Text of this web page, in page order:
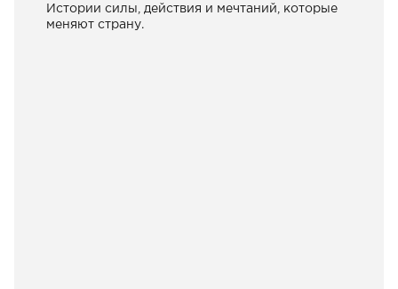
Истории силы, действия и мечтаний, которые
меняют страну.